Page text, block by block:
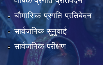
चौमासिक प्रगति प्रतिवेदन
सार्वजनिक सुनुवाई
सार्वजनिक परीक्षण